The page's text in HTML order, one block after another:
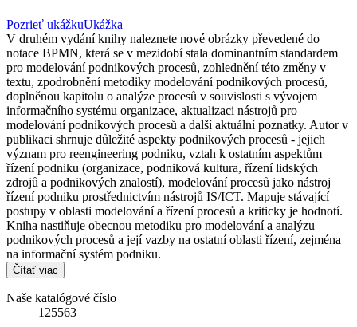
Pozrieť ukážkuUkážka
V druhém vydání knihy naleznete nové obrázky převedené do
notace BPMN, která se v mezidobí stala dominantním standardem
pro modelování podnikových procesů, zohlednění této změny v
textu, zpodrobnění metodiky modelování podnikových procesů,
doplněnou kapitolu o analýze procesů v souvislosti s vývojem
informačního systému organizace, aktualizaci nástrojů pro
modelování podnikových procesů a další aktuální poznatky. Autor v
publikaci shrnuje důležité aspekty podnikových procesů - jejich
význam pro reengineering podniku, vztah k ostatním aspektům
řízení podniku (organizace, podniková kultura, řízení lidských
zdrojů a podnikových znalostí), modelování procesů jako nástroj
řízení podniku prostřednictvím nástrojů IS/ICT. Mapuje stávající
postupy v oblasti modelování a řízení procesů a kriticky je hodnotí.
Kniha nastiňuje obecnou metodiku pro modelování a analýzu
podnikových procesů a její vazby na ostatní oblasti řízení, zejména
na informační systém podniku.
Čítať viac
Naše katalógové číslo
125563